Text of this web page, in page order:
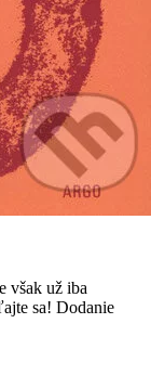
však už iba
sa! Dodanie